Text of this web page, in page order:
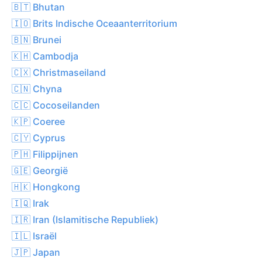
🇧🇹 Bhutan
🇮🇴 Brits Indische Oceaanterritorium
🇧🇳 Brunei
🇰🇭 Cambodja
🇨🇽 Christmaseiland
🇨🇳 Chyna
🇨🇨 Cocoseilanden
🇰🇵 Coeree
🇨🇾 Cyprus
🇵🇭 Filippijnen
🇬🇪 Georgië
🇭🇰 Hongkong
🇮🇶 Irak
🇮🇷 Iran (Islamitische Republiek)
🇮🇱 Israël
🇯🇵 Japan